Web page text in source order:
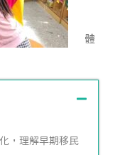
體
，理解早期移民